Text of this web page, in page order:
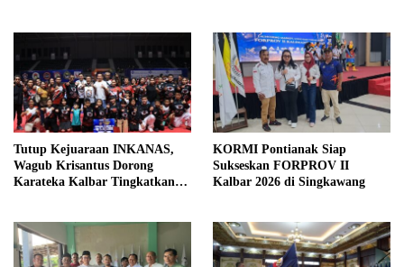
Tutup Kejuaraan INKANAS,
Wagub Krisantus Dorong
Karateka Kalbar Tingkatkan
KORMI Pontianak Siap
Sukseskan FORPROV II
Kalbar 2026 di Singkawang